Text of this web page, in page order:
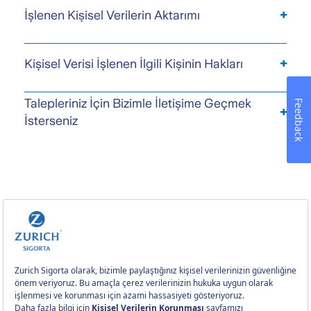
İşlenen Kişisel Verilerin Aktarımı
Kişisel Verisi İşlenen İlgili Kişinin Hakları
Talepleriniz İçin Bizimle İletişime Geçmek
İsterseniz
Feedback